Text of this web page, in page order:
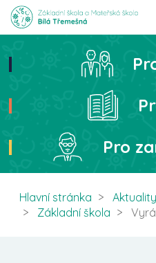
Pro
Hlavní stránka Aktuality
Základní škola